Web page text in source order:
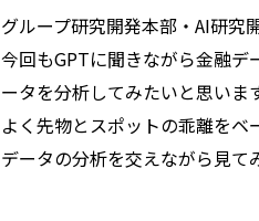
グループ研究開発本部・AI研究
今回もGPTに聞きながら金融
ータを分析してみたいと思います
よく先物とスポットの乖離を
データの分析を交えながら見て